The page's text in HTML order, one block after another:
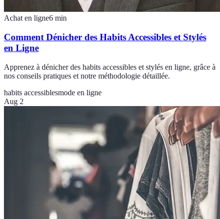
Achat en ligne6 min
Comment Dénicher des Habits Accessibles et Stylés
en Ligne
Apprenez à dénicher des habits accessibles et stylés en ligne, grâce à
nos conseils pratiques et notre méthodologie détaillée.
habits accessiblesmode en ligne
Aug 2